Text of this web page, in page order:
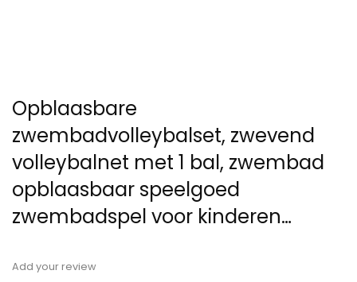
Opblaasbare
zwembadvolleybalset, zwevend
volleybalnet met 1 bal, zwembad
opblaasbaar speelgoed
zwembadspel voor kinderen…
Add your review